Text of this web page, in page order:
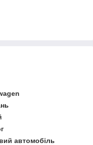
автомобіль